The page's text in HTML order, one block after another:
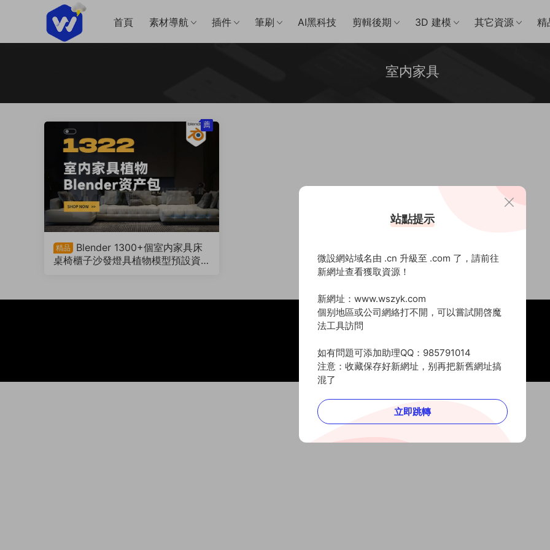
首頁 素材導航 插件 筆刷 AI黑科技 剪輯後期 3D 建模 其它資源 精
室内家具
精品
Blender 1300+個室内家具床
桌椅櫃子沙發燈具植物模型預設資
薦
Copyright © 2020 -
本站由又拍雲提供CDN加速服務
站點提示
微設網站域名由 .cn 升級至 .com 了，請前往
新網址查看獲取資源！
新網址：www.wszyk.com
個别地區或公司網絡打不開，可以嘗試開啓魔
法工具訪問
如有問題可添加助理QQ：985791014
注意：收藏保存好新網址，别再把新舊網址搞
混了
立即跳轉